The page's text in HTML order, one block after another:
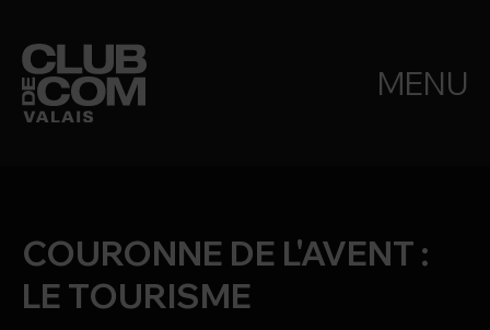
MENU
COURONNE DE L'AVENT :
LE TOURISME